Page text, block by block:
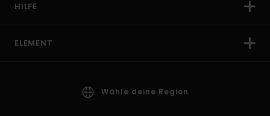
HILFE
ELEMENT
Wähle deine Region